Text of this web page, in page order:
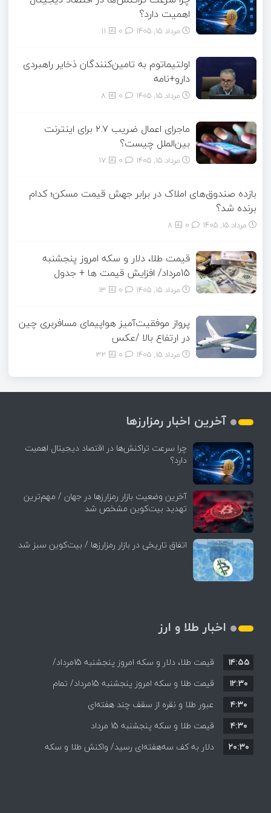
اهمیت دارد؟
مرداد ۱۵, ۱۴۰۵ 11
اولتیماتوم به تامین‌کنندگان ذخایر راهبردی
دارو+نامه
مرداد ۱۵, ۱۴۰۵ 8
ماجرای اعمال ضریب ۲.۷ برای اینترنت
بین‌الملل چیست؟
مرداد ۱۵, ۱۴۰۵ 17
بازده صندوق‌های املاک در برابر جهش قیمت مسکن؛ کدام
برنده شد؟
مرداد ۱۵, ۱۴۰۵ 8
قیمت طلا، دلار و سکه امروز پنجشنبه
15مرداد/ افزایش قیمت ها + جدول
مرداد ۱۵, ۱۴۰۵ 13
پرواز موفقیت‌آمیز هواپیمای مسافربری چین
در ارتفاع بالا /عکس
مرداد ۱۵, ۱۴۰۵ 32
آخرین اخبار رمزارزها
چرا سرعت تراکنش‌ها در اقتصاد دیجیتال اهمیت
دارد؟
آخرین وضعیت بازار رمزارزها در جهان / مهم‌ترین
تهدید بیت‌کوین مشخص شد
اتفاق تاریخی در بازار رمزارزها / بیت‌کوین سبز شد
اخبار طلا و ارز
قیمت طلا، دلار و سکه امروز پنجشنبه 15مرداد/
افزایش قیمت ها + جدول
۱۴:۵۵
قیمت طلا و سکه امروز پنجشنبه 15مرداد/ تمام
قیمت ها بر مدار افزایش + جدول
۱۲:۳۰
عبور طلا و نقره از سقف چند هفته‌ای
۴:۳۰
قیمت طلا و سکه پنجشنبه 15 مرداد
۴:۳۰
دلار به کف سه‌هفته‌ای رسید/ واکنش طلا و سکه
۲۰:۳۰